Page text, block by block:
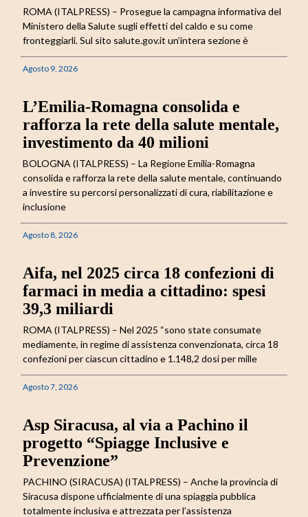
ROMA (ITALPRESS) – Prosegue la campagna informativa del
Ministero della Salute sugli effetti del caldo e su come
fronteggiarli. Sul sito salute.gov.it un’intera sezione è
Agosto 9, 2026
L’Emilia-Romagna consolida e
rafforza la rete della salute mentale,
investimento da 40 milioni
BOLOGNA (ITALPRESS) – La Regione Emilia-Romagna
consolida e rafforza la rete della salute mentale, continuando
a investire su percorsi personalizzati di cura, riabilitazione e
inclusione
Agosto 8, 2026
Aifa, nel 2025 circa 18 confezioni di
farmaci in media a cittadino: spesi
39,3 miliardi
ROMA (ITALPRESS) – Nel 2025 “sono state consumate
mediamente, in regime di assistenza convenzionata, circa 18
confezioni per ciascun cittadino e 1.148,2 dosi per mille
Agosto 7, 2026
Asp Siracusa, al via a Pachino il
progetto “Spiagge Inclusive e
Prevenzione”
PACHINO (SIRACUSA) (ITALPRESS) – Anche la provincia di
Siracusa dispone ufficialmente di una spiaggia pubblica
totalmente inclusiva e attrezzata per l’assistenza